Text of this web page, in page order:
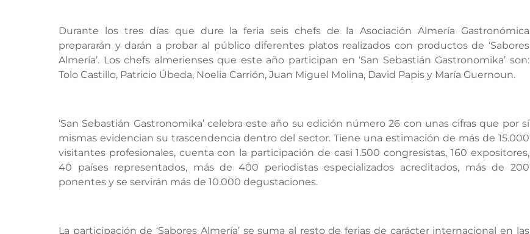
Durante los tres días que dure la feria seis chefs de la Asociación Almería Gastronómica
prepararán y darán a probar al público diferentes platos realizados con productos de ‘Sabores
Almería’. Los chefs almerienses que este año participan en ‘San Sebastián Gastronomika’ son:
Tolo Castillo, Patricio Úbeda, Noelia Carrión, Juan Miguel Molina, David Papis y María Guernoun.
‘San Sebastián Gastronomika’ celebra este año su edición número 26 con unas cifras que por sí
mismas evidencian su trascendencia dentro del sector. Tiene una estimación de más de 15.000
visitantes profesionales, cuenta con la participación de casi 1.500 congresistas, 160 expositores,
40 países representados, más de 400 periodistas especializados acreditados, más de 200
ponentes y se servirán más de 10.000 degustaciones.
La participación de ‘Sabores Almería’ se suma al resto de ferias de carácter internacional en las